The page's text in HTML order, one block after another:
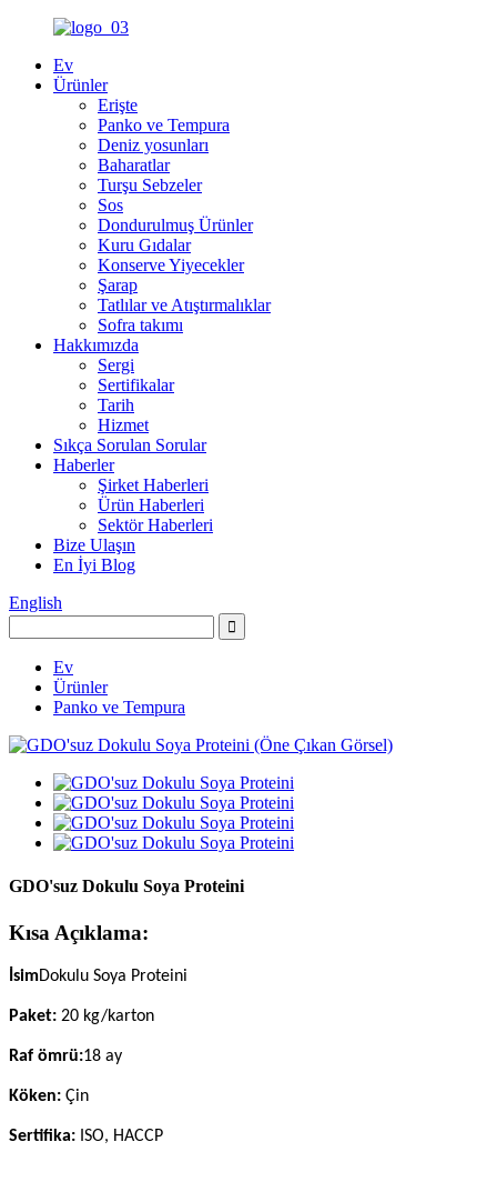
Ev
Ürünler
Erişte
Panko ve Tempura
Deniz yosunları
Baharatlar
Turşu Sebzeler
Sos
Dondurulmuş Ürünler
Kuru Gıdalar
Konserve Yiyecekler
Şarap
Tatlılar ve Atıştırmalıklar
Sofra takımı
Hakkımızda
Sergi
Sertifikalar
Tarih
Hizmet
Sıkça Sorulan Sorular
Haberler
Şirket Haberleri
Ürün Haberleri
Sektör Haberleri
Bize Ulaşın
En İyi Blog
English
Ev
Ürünler
Panko ve Tempura
GDO'suz Dokulu Soya Proteini
Kısa Açıklama:
İsimDokulu Soya Proteini
Paket: 20 kg/karton
Raf ömrü:18 ay
Köken: Çin
Sertifika: ISO, HACCP